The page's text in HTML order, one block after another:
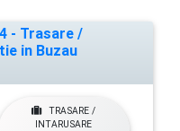
- Trasare /
in Buzau
TRASARE /
INTARUSARE